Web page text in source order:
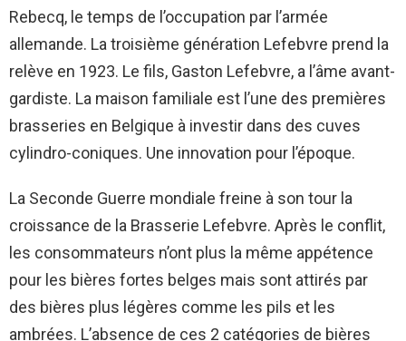
Rebecq, le temps de l’occupation par l’armée
allemande. La troisième génération Lefebvre prend la
relève en 1923. Le fils, Gaston Lefebvre, a l’âme avant-
gardiste. La maison familiale est l’une des premières
brasseries en Belgique à investir dans des cuves
cylindro-coniques. Une innovation pour l’époque.
La Seconde Guerre mondiale freine à son tour la
croissance de la Brasserie Lefebvre. Après le conflit,
les consommateurs n’ont plus la même appétence
pour les bières fortes belges mais sont attirés par
des bières plus légères comme les pils et les
ambrées. L’absence de ces 2 catégories de bières